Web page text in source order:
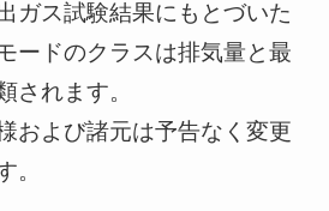
ガス試験結果にもとづいた
ードのクラスは排気量と最
されます。
および諸元は予告なく変更
。